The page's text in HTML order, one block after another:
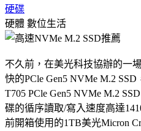
硬碟
硬體 數位生活
不久前，在美光科技協辦的一
快的PCle Gen5 NVMe M.2
T705 PCle Gen5 NVMe M.2
碟的循序讀取/寫入速度高達
前開箱使用的1TB美光Micron